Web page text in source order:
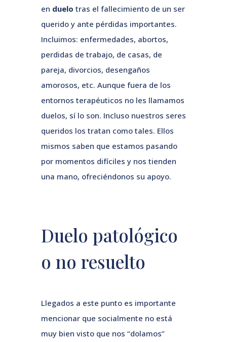
en duelo tras el fallecimiento de un ser
querido y ante pérdidas importantes.
Incluimos: enfermedades, abortos,
perdidas de trabajo, de casas, de
pareja, divorcios, desengaños
amorosos, etc. Aunque fuera de los
entornos terapéuticos no les llamamos
duelos, sí lo son. Incluso nuestros seres
queridos los tratan como tales. Ellos
mismos saben que estamos pasando
por momentos difíciles y nos tienden
una mano, ofreciéndonos su apoyo.
Duelo patológico
o no resuelto
Llegados a este punto es importante
mencionar que socialmente no está
muy bien visto que nos “dolamos”